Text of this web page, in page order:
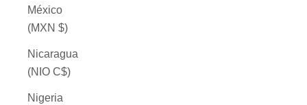
México
(MXN $)
Nicaragua
(NIO C$)
Nigeria